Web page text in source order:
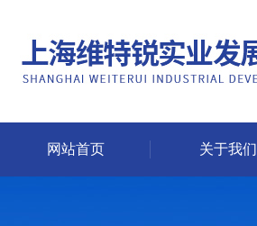
网站首页 关于我们